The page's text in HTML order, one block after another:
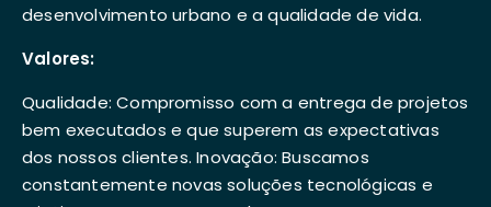
desenvolvimento urbano e a qualidade de vida.
Valores:
Qualidade: Compromisso com a entrega de projetos
bem executados e que superem as expectativas
dos nossos clientes. Inovação: Buscamos
constantemente novas soluções tecnológicas e